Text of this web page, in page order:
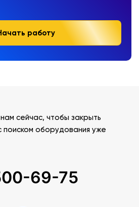
работу
сейчас, чтобы закрыть
поиском оборудования уже
69-75